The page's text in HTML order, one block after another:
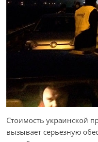
Стоимость украинской
вызывает серьезную